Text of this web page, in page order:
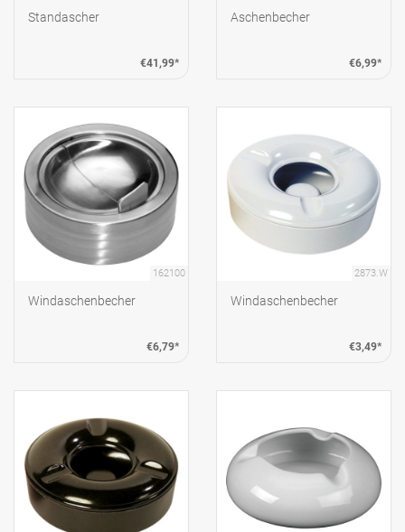
Standascher
€41,99*
Aschenbecher
€6,99*
162100
Windaschenbecher
€6,79*
2873.W
Windaschenbecher
€3,49*